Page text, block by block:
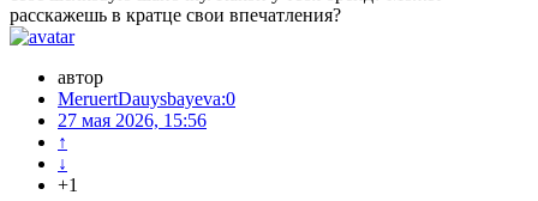
расскажешь в кратце свои впечатления?
автор
MeruertDauysbayeva:0
27 мая 2026, 15:56
↑
↓
+1